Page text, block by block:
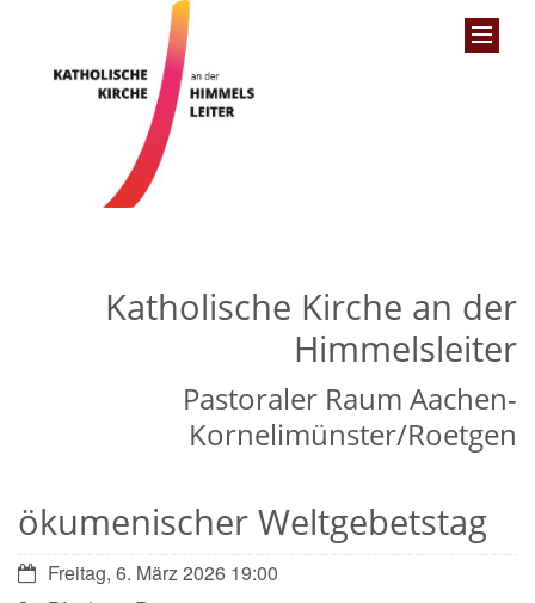
Katholische Kirche an der
Himmelsleiter
Pastoraler Raum Aachen-
Kornelimünster/Roetgen
ökumenischer Weltgebetstag
Datum:Freitag, 6. März 2026 19:00